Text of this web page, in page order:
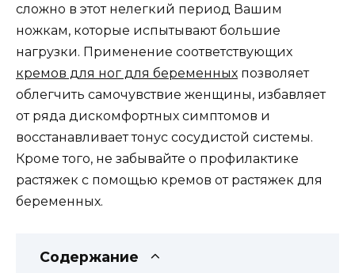
сложно в этот нелегкий период Вашим
ножкам, которые испытывают большие
нагрузки. Применение соответствующих
кремов для ног для беременных позволяет
облегчить самочувствие женщины, избавляет
от ряда дискомфортных симптомов и
восстанавливает тонус сосудистой системы.
Кроме того, не забывайте о профилактике
растяжек с помощью кремов от растяжек для
беременных.
Содержание